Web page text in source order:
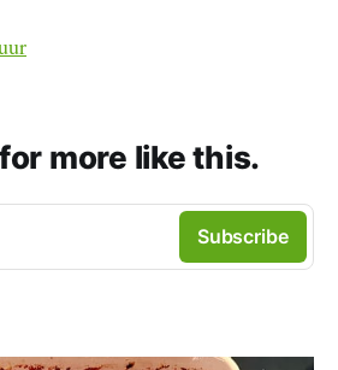
more like this.
Subscribe